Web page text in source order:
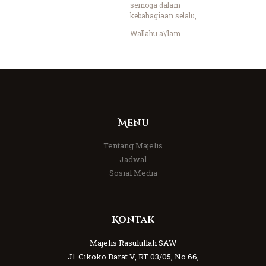
semoga dalam
kebahagiaan selalu,
Wallahu a\’lam
Menu
Tentang Majelis
Jadwal
Sosial Media
Kontak
Majelis Rasulullah SAW
Jl. Cikoko Barat V, RT 03/05, No 66,